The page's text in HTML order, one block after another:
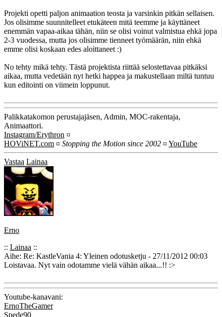
Projekti opetti paljon animaation teosta ja varsinkin pitkän sellaisen.
Jos olisimme suunnitelleet etukäteen mitä teemme ja käyttäneet
enemmän vapaa-aikaa tähän, niin se olisi voinut valmistua ehkä jopa
2-3 vuodessa, mutta jos olisimme tienneet työmäärän, niin ehkä
emme olisi koskaan edes aloittaneet :)
No tehty mikä tehty. Tästä projektista riittää selostettavaa pitkäksi
aikaa, mutta vedetään nyt hetki happea ja makustellaan miltä tuntuu
kun editointi on viimein loppunut.
Palikkatakomon perustajajäsen, Admin, MOC-rakentaja,
Animaattori.
Instagram/Erythron ¤
HOViNET.com ¤ Stopping the Motion since 2002 ¤ YouTube
Vastaa Lainaa
Erno
:: Lainaa ::
Aihe: Re: KastleVania 4: Yleinen odotusketju - 27/11/2012 00:03
Loistavaa. Nyt vain odotamme vielä vähän aikaa...!! :>
Youtube-kanavani:
ErnoTheGamer
Spede90